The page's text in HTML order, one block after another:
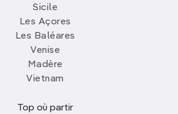
Sicile
Les Açores
Les Baléares
Venise
Madère
Vietnam
Top où partir